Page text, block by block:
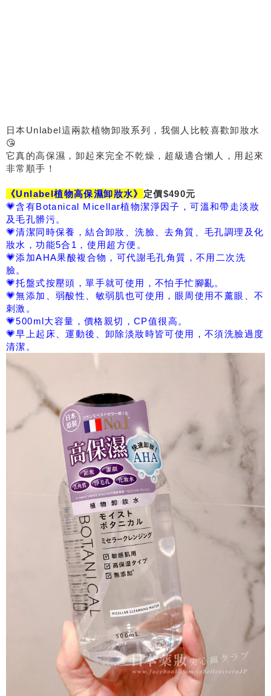
日本Unlabel這兩款植物卸妝系列，我個人比較喜歡卸妝水
😘
它真的高保濕，卸起來完全不乾燥，超級適合懶人，用起來
非常順手！
《Unlabel植物高保濕卸妝水》 定價$490元
💗含有Botanical Micellar植物潔淨因子，可溫和帶走淡妝
及毛孔髒污。
💗清潔同時保養，結合卸妝、洗臉、去角質、毛孔調理及化
妝水，功能5合1，使用超方便。
💗添加AHA果酸複合物，可代謝毛孔角質，不用二次洗
臉。
💗托盤式按壓頭，單手就可使用，不怕手忙腳亂。
💗無添加、弱酸性、敏弱肌也可使用，眼周使用不薰眼、不
刺激。
💗500ml大容量，價格親切，CP值很高。
💗早上起床、運動後、卸除淡妝時皆可使用，不須洗臉過度
清潔。